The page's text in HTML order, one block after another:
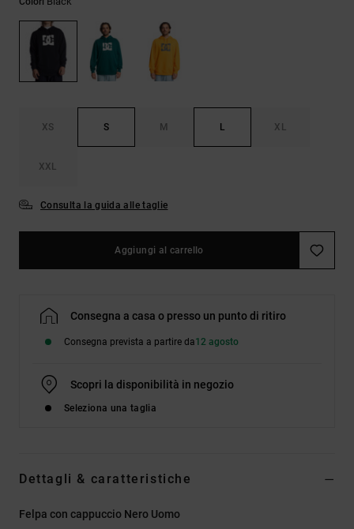
alle
domande
più
frequenti e
accedi al
modulo di
XS S M L XL
XXL
Consulta la guida alle taglie
Aggiungi al carrello
Consegna a casa o presso un punto di ritiro
Consegna prevista a partire da12 agosto
Scopri la disponibilità in negozio
Seleziona una taglia
Dettagli & caratteristiche
Felpa con cappuccio Nero Uomo